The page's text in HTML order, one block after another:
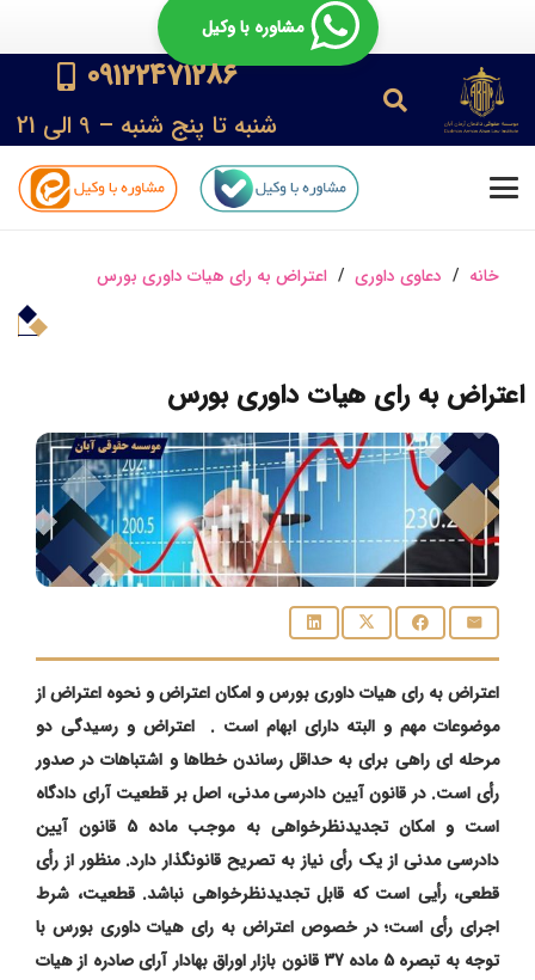
مشاوره با وکیل
09122471286
شنبه تا پنج شنبه – 9 الی 21
خانه / دعاوی داوری / اعتراض به رای هیات داوری بورس
اعتراض به رای هیات داوری بورس
اعتراض به رای هیات داوری بورس و امکان اعتراض و نحوه اعتراض از
موضوعات مهم و البته دارای ابهام است . اعتراض و رسیدگی دو
مرحله ای راهی برای به حداقل رساندن خطاها و اشتباهات در صدور
رأی است. در قانون آیین دادرسی مدنی، اصل بر قطعیت آرای دادگاه
است و امکان تجدیدنظرخواهی به موجب ماده 5 قانون آیین
دادرسی مدنی از یک رأی نیاز به تصریح قانونگذار دارد. منظور از رأی
قطعی، رأیی است که قابل تجدیدنظرخواهی نباشد. قطعیت، شرط
اجرای رأی است؛ در خصوص اعتراض به رای هیات داوری بورس با
توجه به تبصره 5 ماده 37 قانون بازار اوراق بهادار آرای صادره از هیات